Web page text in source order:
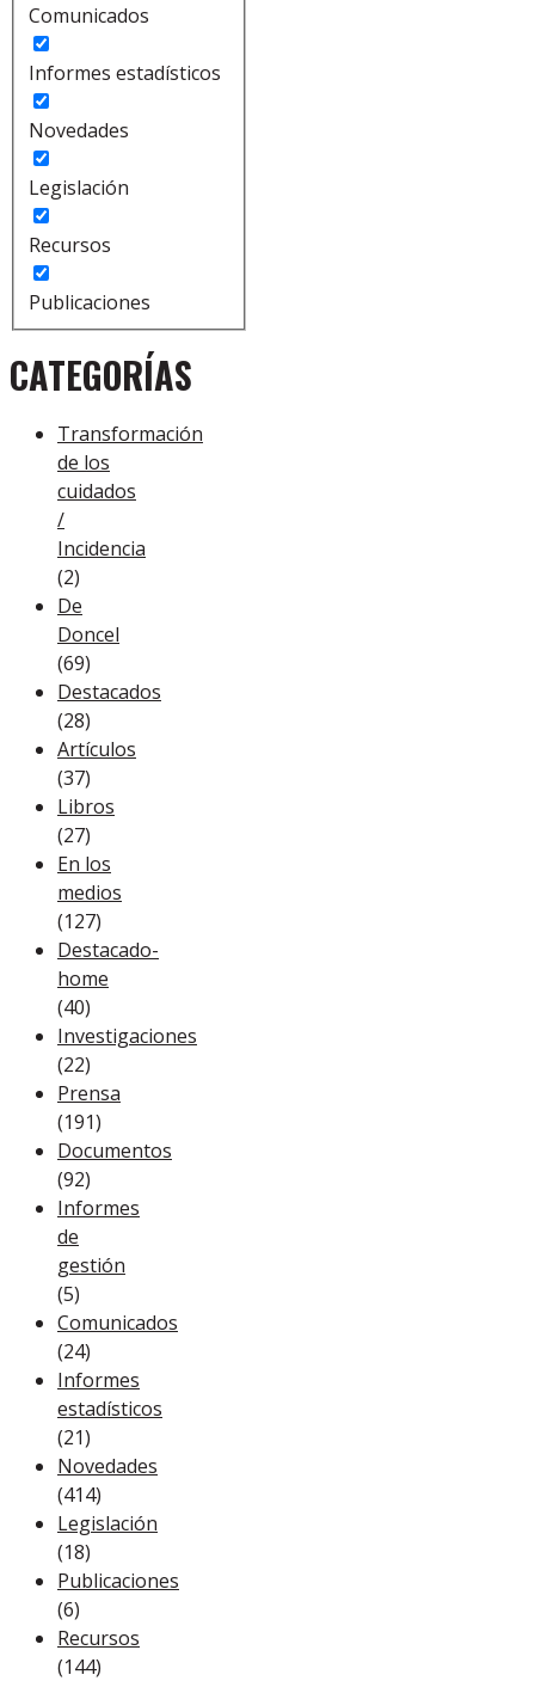
Comunicados
Informes estadísticos
Novedades
Legislación
Recursos
Publicaciones
CATEGORÍAS
Transformación
de los
cuidados
/
Incidencia
(2)
De
Doncel
(69)
Destacados
(28)
Artículos
(37)
Libros
(27)
En los
medios
(127)
Destacado-
home
(40)
Investigaciones
(22)
Prensa
(191)
Documentos
(92)
Informes
de
gestión
(5)
Comunicados
(24)
Informes
estadísticos
(21)
Novedades
(414)
Legislación
(18)
Publicaciones
(6)
Recursos
(144)